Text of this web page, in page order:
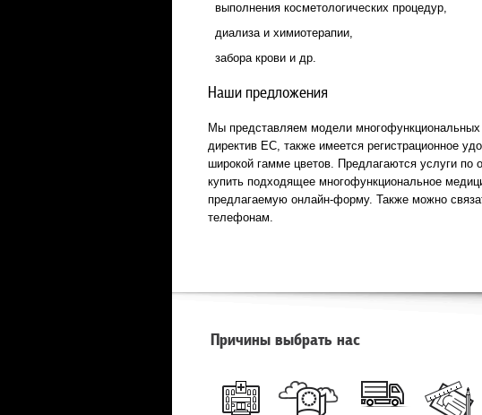
выполнения косметологических процедур,
диализа и химиотерапии,
забора крови и др.
Наши предложения
Мы представляем модели
директив ЕС, также имеется регистрационное
широкой гамме цветов. Предлагаются услуги по
купить подходящее многофункциональное
предлагаемую онлайн-форму. Также можно
телефонам.
Причины выбрать нас